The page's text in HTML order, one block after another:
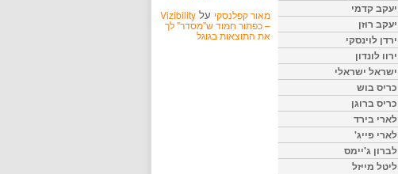
מאור קפלנסקי על Vizibility
– כפתור חמוד ש"מסדר" לך
את התוצאות בגוגל
יעקב קדמי
יעקב רוזן
ירדן לוינסקי
ירוו לונדון
ישראל ישראלי
כריס בוש
כריס ברוגן
לארי בירד
לארי פייג'
לברון ג'יימס
ליטל מייזל